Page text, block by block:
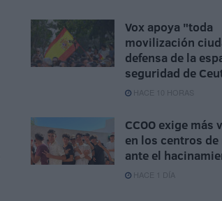
Vox apoya "toda
movilización
defensa de la
seguridad de
HACE 10 HORAS
CCOO exige más
en los centros de
ante el
HACE 1 DÍA